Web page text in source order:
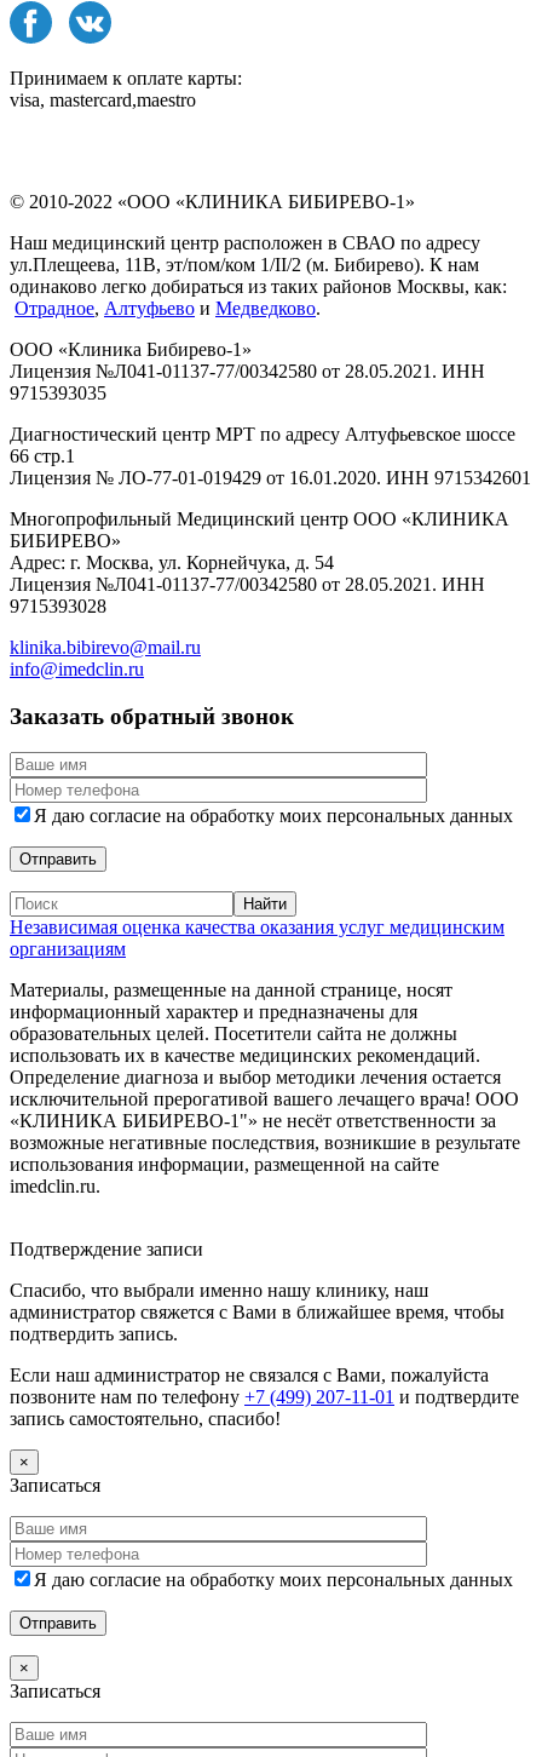
Принимаем к оплате карты:
visa, mastercard,maestro
© 2010-2022 «ООО «КЛИНИКА БИБИРЕВО-1»
Наш медицинский центр расположен в СВАО по адресу
ул.Плещеева, 11В, эт/пом/ком 1/II/2 (м. Бибирево). К нам
одинаково легко добираться из таких районов Москвы, как:
Отрадное, Алтуфьево и Медведково.
ООО «Клиника Бибирево-1»
Лицензия №Л041-01137-77/00342580 от 28.05.2021. ИНН
9715393035
Диагностический центр МРТ по адресу Алтуфьевское шоссе
66 стр.1
Лицензия № ЛО-77-01-019429 от 16.01.2020. ИНН 9715342601
Многопрофильный Медицинский центр ООО «КЛИНИКА
БИБИРЕВО»
Адрес: г. Москва, ул. Корнейчука, д. 54
Лицензия №Л041-01137-77/00342580 от 28.05.2021. ИНН
9715393028
klinika.bibirevo@mail.ru
info@imedclin.ru
Заказать обратный звонок
Я даю согласие на обработку моих персональных данных
Независимая оценка качества оказания услуг медицинским
организациям
Материалы, размещенные на данной странице, носят
информационный характер и предназначены для
образовательных целей. Посетители сайта не должны
использовать их в качестве медицинских рекомендаций.
Определение диагноза и выбор методики лечения остается
исключительной прерогативой вашего лечащего врача! ООО
«КЛИНИКА БИБИРЕВО-1"» не несёт ответственности за
возможные негативные последствия, возникшие в результате
использования информации, размещенной на сайте
imedclin.ru.
Подтверждение записи
Спасибо, что выбрали именно нашу клинику, наш
администратор свяжется с Вами в ближайшее время, чтобы
подтвердить запись.
Если наш администратор не связался с Вами, пожалуйста
позвоните нам по телефону +7 (499) 207-11-01 и подтвердите
запись самостоятельно, спасибо!
×
Записаться
Я даю согласие на обработку моих персональных данных
×
Записаться